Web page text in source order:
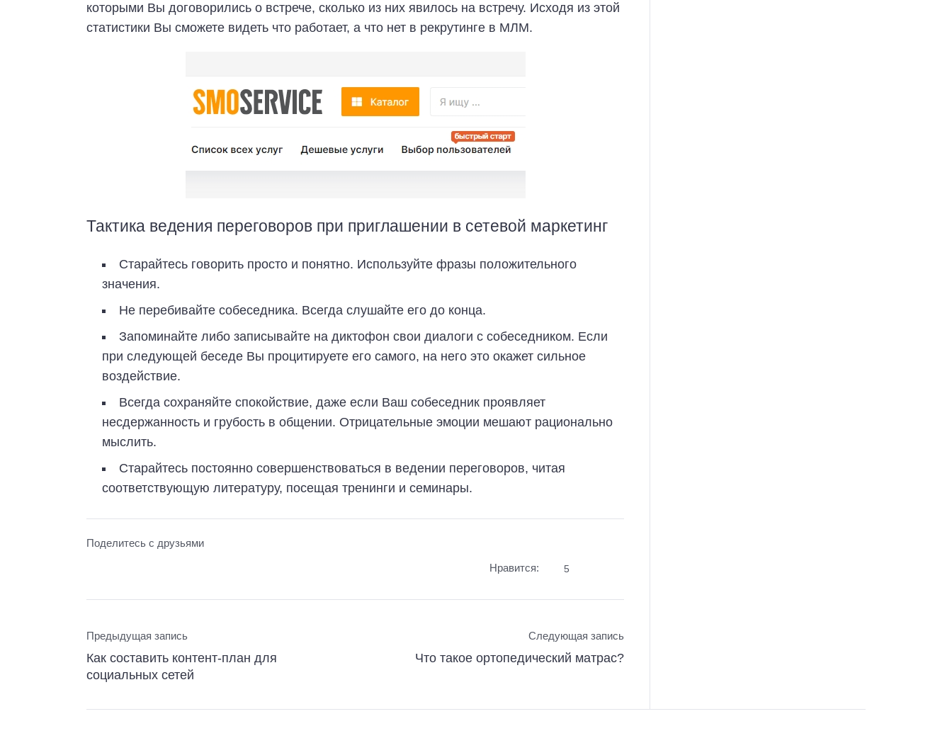
которыми Вы договорились о встрече, сколько из них явилось на встречу. Исходя из этой
статистики Вы сможете видеть что работает, а что нет в рекрутинге в МЛМ.
Тактика ведения переговоров при приглашении в сетевой маркетинг
Старайтесь говорить просто и понятно. Используйте фразы положительного
значения.
Не перебивайте собеседника. Всегда слушайте его до конца.
Запоминайте либо записывайте на диктофон свои диалоги с собеседником. Если
при следующей беседе Вы процитируете его самого, на него это окажет сильное
воздействие.
Всегда сохраняйте спокойствие, даже если Ваш собеседник проявляет
несдержанность и грубость в общении. Отрицательные эмоции мешают рационально
мыслить.
Старайтесь постоянно совершенствоваться в ведении переговоров, читая
соответствующую литературу, посещая тренинги и семинары.
Поделитесь с друзьями
Нравится: 5
Предыдущая запись
Как составить контент-план для
социальных сетей
Следующая запись
Что такое ортопедический матрас?